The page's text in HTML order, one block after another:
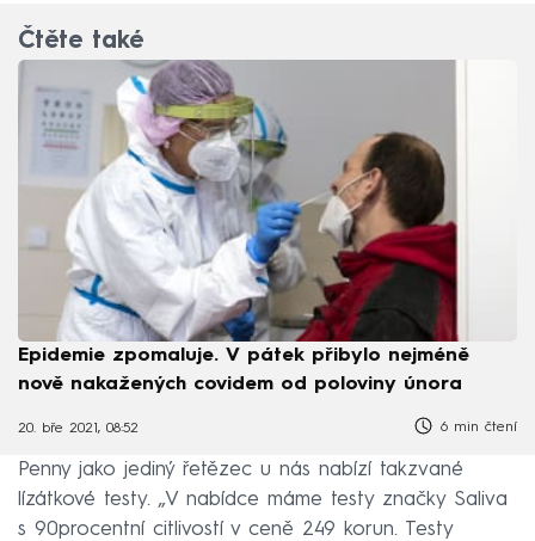
Čtěte také
Epidemie zpomaluje. V pátek přibylo nejméně
nově nakažených covidem od poloviny února
20. bře 2021, 08:52 6 min čtení
Penny jako jediný řetězec u nás nabízí takzvané
lízátkové testy. „V nabídce máme testy značky Saliva
s 90procentní citlivostí v ceně 249 korun. Testy